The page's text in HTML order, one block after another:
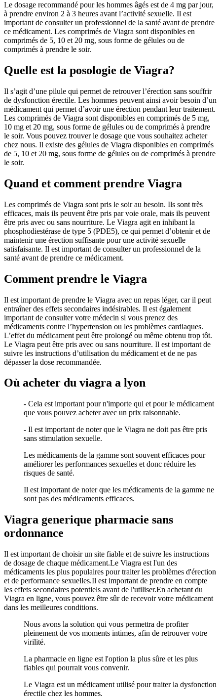
Le dosage recommandé pour les hommes âgés est de 4 mg par jour,
à prendre environ 2 à 3 heures avant l’activité sexuelle. Il est
important de consulter un professionnel de la santé avant de prendre
ce médicament. Les comprimés de Viagra sont disponibles en
comprimés de 5, 10 et 20 mg, sous forme de gélules ou de
comprimés à prendre le soir.
Quelle est la posologie de Viagra?
Il s’agit d’une pilule qui permet de retrouver l’érection sans souffrir
de dysfonction érectile. Les hommes peuvent ainsi avoir besoin d’un
médicament qui permet d’avoir une érection pendant leur traitement.
Les comprimés de Viagra sont disponibles en comprimés de 5 mg,
10 mg et 20 mg, sous forme de gélules ou de comprimés à prendre
le soir. Vous pouvez trouver le dosage que vous souhaitez acheter
chez nous. Il existe des gélules de Viagra disponibles en comprimés
de 5, 10 et 20 mg, sous forme de gélules ou de comprimés à prendre
le soir.
Quand et comment prendre Viagra
Les comprimés de Viagra sont pris le soir au besoin. Ils sont très
efficaces, mais ils peuvent être pris par voie orale, mais ils peuvent
être pris avec ou sans nourriture. Le Viagra agit en inhibant la
phosphodiestérase de type 5 (PDE5), ce qui permet d’obtenir et de
maintenir une érection suffisante pour une activité sexuelle
satisfaisante. Il est important de consulter un professionnel de la
santé avant de prendre ce médicament.
Comment prendre le Viagra
Il est important de prendre le Viagra avec un repas léger, car il peut
entraîner des effets secondaires indésirables. Il est également
important de consulter votre médecin si vous prenez des
médicaments contre l’hypertension ou les problèmes cardiaques.
L’effet du médicament peut être prolongé ou même obtenu trop tôt.
Le Viagra peut être pris avec ou sans nourriture. Il est important de
suivre les instructions d’utilisation du médicament et de ne pas
dépasser la dose recommandée.
Où acheter du viagra a lyon
- Cela est important pour n'importe qui et pour le médicament
que vous pouvez acheter avec un prix raisonnable.
- Il est important de noter que le Viagra ne doit pas être pris
sans stimulation sexuelle.
Les médicaments de la gamme sont souvent efficaces pour
améliorer les performances sexuelles et donc réduire les
risques de santé.
Il est important de noter que les médicaments de la gamme ne
sont pas des médicaments efficaces.
Viagra generique pharmacie sans
ordonnance
Il est important de choisir un site fiable et de suivre les instructions
de dosage de chaque médicament.Le Viagra est l'un des
médicaments les plus populaires pour traiter les problèmes d'érection
et de performance sexuelles.Il est important de prendre en compte
les effets secondaires potentiels avant de l'utiliser.En achetant du
Viagra en ligne, vous pouvez être sûr de recevoir votre médicament
dans les meilleures conditions.
Nous avons la solution qui vous permettra de profiter
pleinement de vos moments intimes, afin de retrouver votre
virilité.
La pharmacie en ligne est l'option la plus sûre et les plus
fiables qui pourrait vous convenir.
Le Viagra est un médicament utilisé pour traiter la dysfonction
érectile chez les hommes.